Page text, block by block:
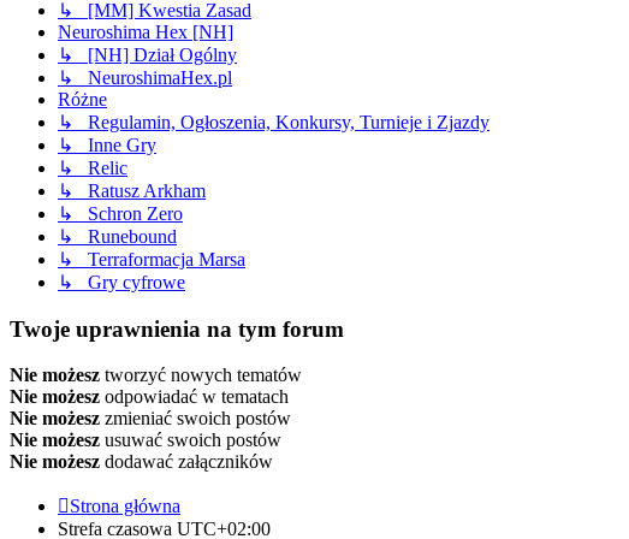
↳ [MM] Kwestia Zasad
Neuroshima Hex [NH]
↳ [NH] Dział Ogólny
↳ NeuroshimaHex.pl
Różne
↳ Regulamin, Ogłoszenia, Konkursy, Turnieje i Zjazdy
↳ Inne Gry
↳ Relic
↳ Ratusz Arkham
↳ Schron Zero
↳ Runebound
↳ Terraformacja Marsa
↳ Gry cyfrowe
Twoje uprawnienia na tym forum
Nie możesz tworzyć nowych tematów
Nie możesz odpowiadać w tematach
Nie możesz zmieniać swoich postów
Nie możesz usuwać swoich postów
Nie możesz dodawać załączników
Strona główna
Strefa czasowa UTC+02:00